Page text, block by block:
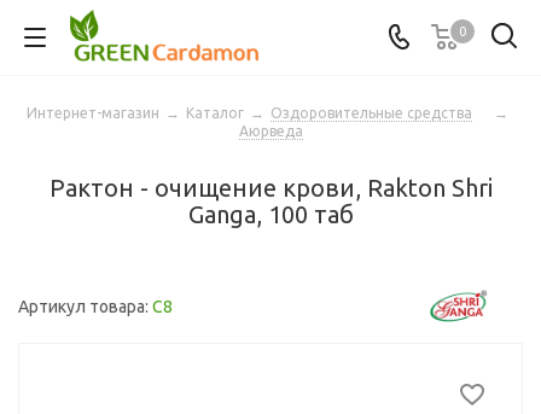
0
Интернет-магазин → Каталог → Оздоровительные средства
→
Аюрведа
Рактон - очищение крови, Rakton Shri
Ganga, 100 таб
Артикул товара: C8